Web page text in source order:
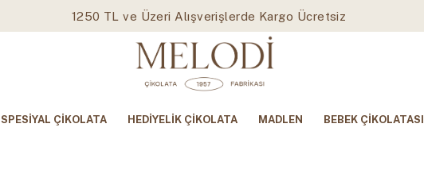
1250 TL ve Üzeri Alışverişlerde Kargo Ücretsiz
SPESİYAL ÇİKOLATA HEDİYELİK ÇİKOLATA MADLEN BEBEK ÇİKOLATASI